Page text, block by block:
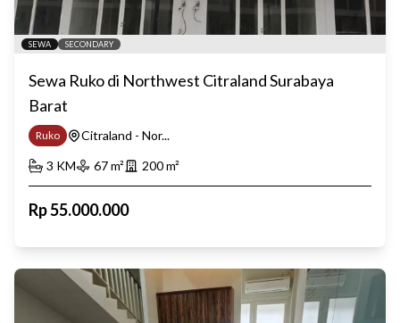
SEWA SECONDARY
Sewa Ruko di Northwest Citraland Surabaya
Barat
Ruko
Citraland - Nor...
3 KM 67m² 200m²
Rp55.000.000